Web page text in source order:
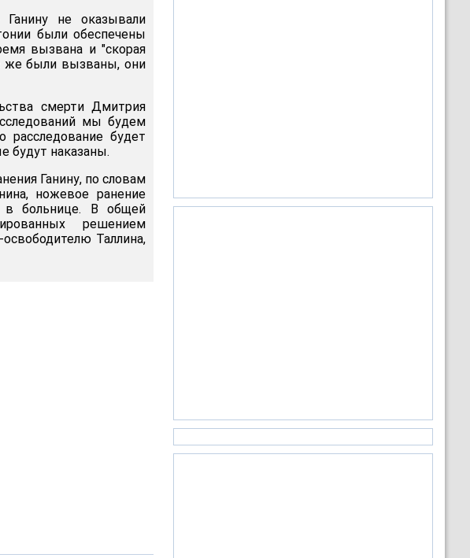
не оказывали
были обеспечены
вызвана и "скорая
же были вызваны, они
смерти Дмитрия
мы будем
будет
будут наказаны.
Ганину, по словам
ножевое ранение
в больнице. В общей
решением
Таллина,